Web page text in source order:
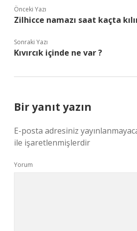
Önceki Yazı
Zilhicce namazı saat kaçta
Sonraki Yazı
Kıvırcık içinde ne var ?
Bir yanıt yazın
E-posta adresiniz
ile işaretlenmişlerdir
Yorum